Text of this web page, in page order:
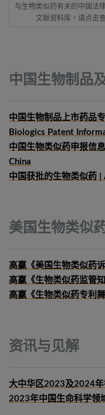
与生物类似药有关的中国法
文献资料库，请点击
中国生物制品
中国生物制品上市药品
Biologics Patent
中国生物类似药申报信
China
中国获批的生物类似药
美国生物类似
高赢《美国生物类似药
高赢《生物类似药监管
高赢《生物类似药专利舞
资讯与见解
大中华区2023及2024
2023年中国生命科学领